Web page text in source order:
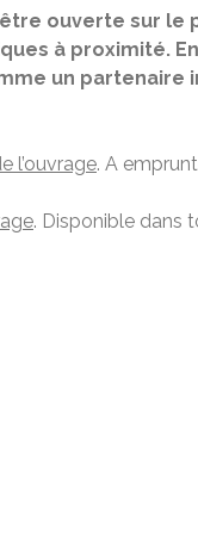
ouverte sur
à proximité.
un partenaire
l’ouvrage. A
. Disponible dans